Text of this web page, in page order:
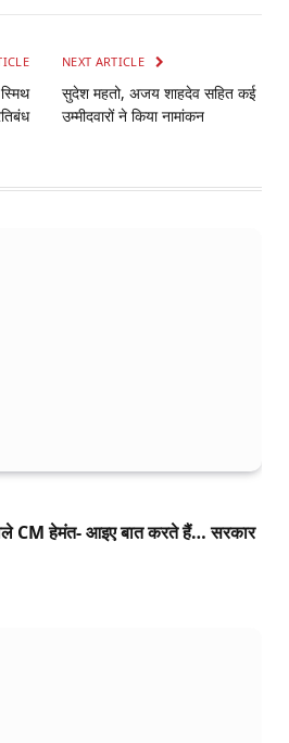
NEXT ARTICLE
सुदेश महतो, अजय शाहदेव सहित कई
उम्मीदवारों ने किया नामांकन
CM हेमंत- आइए बात करते हैं… सरकार